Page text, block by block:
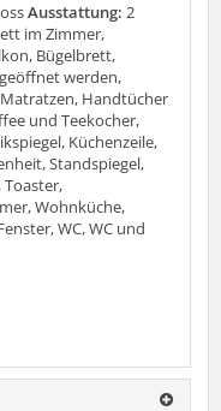
Ausstattung: 2
im Zimmer,
Bügelbrett,
werden,
Handtücher
und Teekocher,
Küchenzeile,
Standspiegel,
Wohnküche,
WC, WC und